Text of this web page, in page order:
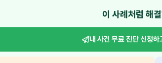
이 사례처럼 해
내 사건 무료 진단 신청하